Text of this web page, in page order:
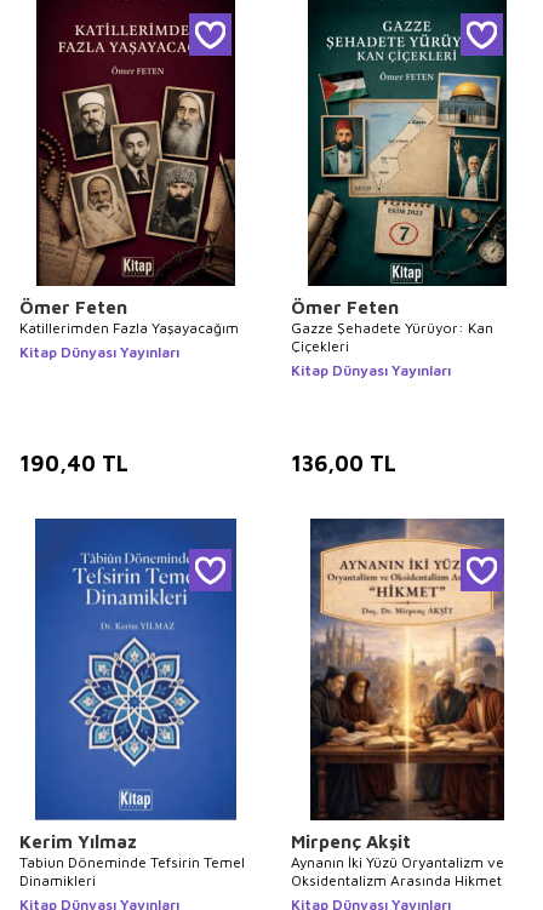
Ömer Feten
Katillerimden Fazla Yaşayacağım
Kitap Dünyası Yayınları
190,40 TL
Ömer Feten
Gazze Şehadete Yürüyor: Kan
Çiçekleri
Kitap Dünyası Yayınları
136,00 TL
Kerim Yılmaz
Tabiun Döneminde Tefsirin Temel
Dinamikleri
Kitap Dünyası Yayınları
Mirpenç Akşit
Aynanın İki Yüzü Oryantalizm ve
Oksidentalizm Arasında Hikmet
Kitap Dünyası Yayınları